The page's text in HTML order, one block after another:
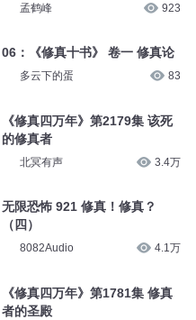
孟鹤峰 923
06：《修真十书》 卷一 修真论
多云下的蛋 83
《修真四万年》第2179集 该死
的修真者
北冥有声 3.4万
无限恐怖 921 修真！修真？
（四）
8082Audio 4.1万
《修真四万年》第1781集 修真
者的圣殿